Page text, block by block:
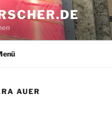
AUER